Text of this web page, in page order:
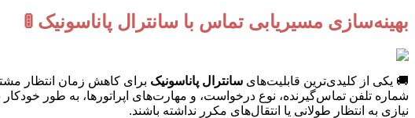
بهینه‌سازی مسیریابی تماس با سانترال پاناسونیک 🚦
🚚 یکی از کلیدی‌ترین قابلیت‌های سانترال پاناسونیک برای کاهش زمان انتظار
شماره تلفن تماس‌گیرنده، نوع درخواست، و مهارت‌های اپراتورها، به طور
نیازی به انتظار طولانی یا انتقال‌های مکرر نداشته باشند.